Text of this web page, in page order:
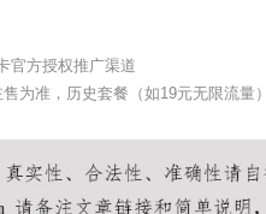
官方授权推广渠道
为准，历史套餐（如19元无限流量